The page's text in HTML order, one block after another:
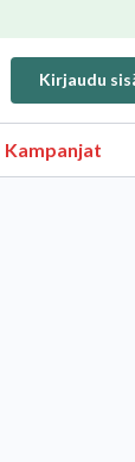
Kirjaudu
Kampanjat